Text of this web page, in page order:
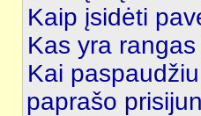
Kaip įsidėti
Kas yra
Kai
paprašo